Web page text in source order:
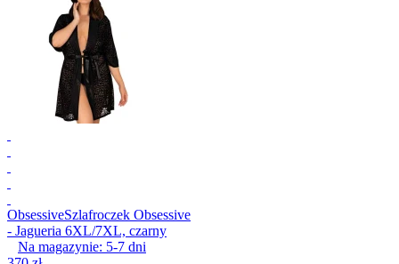
ObsessiveSzlafroczek Obsessive
- Jagueria 6XL/7XL, czarny
Na magazynie: 5-7 dni